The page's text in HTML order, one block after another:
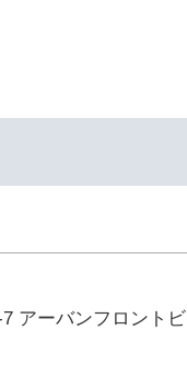
アーバンフロントビ